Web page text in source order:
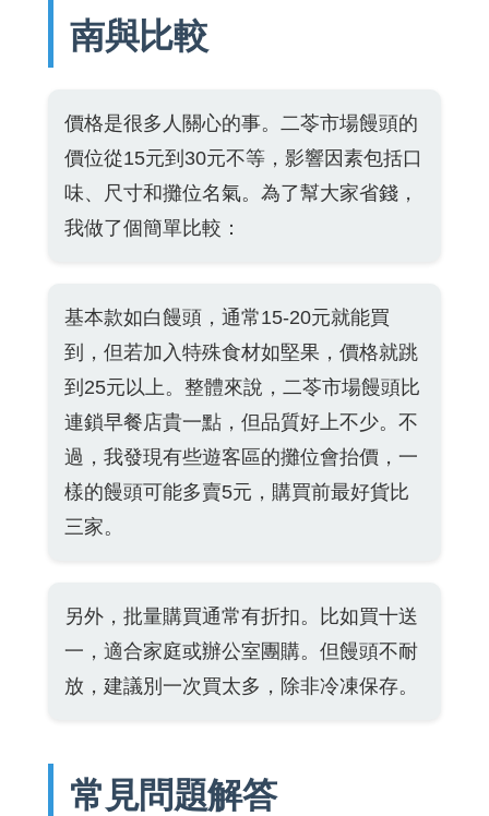
南與比較
價格是很多人關心的事。二苓市場饅頭的
價位從15元到30元不等，影響因素包括口
味、尺寸和攤位名氣。為了幫大家省錢，
我做了個簡單比較：
基本款如白饅頭，通常15-20元就能買
到，但若加入特殊食材如堅果，價格就跳
到25元以上。整體來說，二苓市場饅頭比
連鎖早餐店貴一點，但品質好上不少。不
過，我發現有些遊客區的攤位會抬價，一
樣的饅頭可能多賣5元，購買前最好貨比
三家。
另外，批量購買通常有折扣。比如買十送
一，適合家庭或辦公室團購。但饅頭不耐
放，建議別一次買太多，除非冷凍保存。
常見問題解答